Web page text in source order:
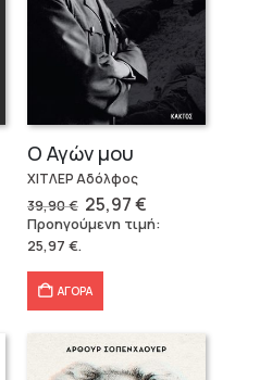
Ο Αγών μου
ΧΙΤΛΕΡ Αδόλφος
39,90€ Original
price
was:
25,97€Η
τρέχουσα
τιμή
Προηγούμενη τιμή:
25,97 €.
ΑΓΟΡΑ